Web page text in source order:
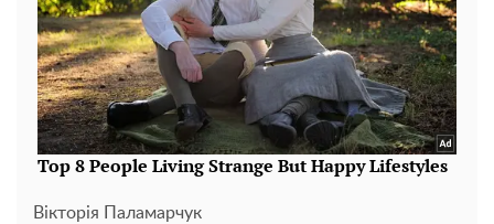
Вікторія Паламарчук